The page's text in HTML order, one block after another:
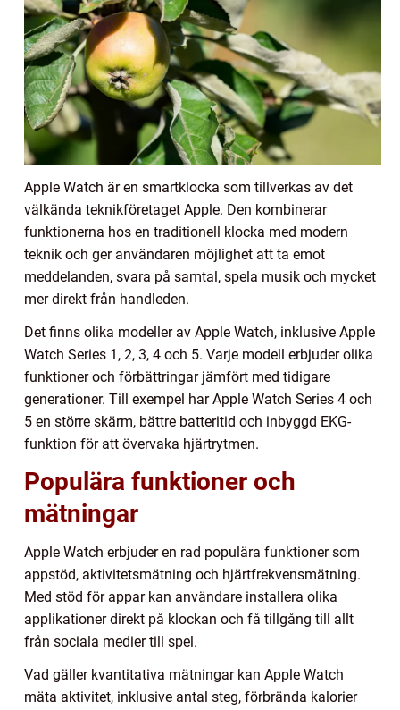
Apple Watch är en smartklocka som tillverkas av det
välkända teknikföretaget Apple. Den kombinerar
funktionerna hos en traditionell klocka med modern
teknik och ger användaren möjlighet att ta emot
meddelanden, svara på samtal, spela musik och mycket
mer direkt från handleden.
Det finns olika modeller av Apple Watch, inklusive Apple
Watch Series 1, 2, 3, 4 och 5. Varje modell erbjuder olika
funktioner och förbättringar jämfört med tidigare
generationer. Till exempel har Apple Watch Series 4 och
5 en större skärm, bättre batteritid och inbyggd EKG-
funktion för att övervaka hjärtrytmen.
Populära funktioner och
mätningar
Apple Watch erbjuder en rad populära funktioner som
appstöd, aktivitetsmätning och hjärtfrekvensmätning.
Med stöd för appar kan användare installera olika
applikationer direkt på klockan och få tillgång till allt
från sociala medier till spel.
Vad gäller kvantitativa mätningar kan Apple Watch
mäta aktivitet, inklusive antal steg, förbrända kalorier